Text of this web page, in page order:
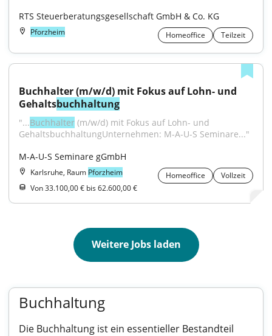
RTS Steuerberatungsgesellschaft GmbH & Co. KG
Pforzheim Homeoffice Teilzeit
Buchhalter (m/w/d) mit Fokus auf Lohn- und
Gehaltsbuchhaltung
"...Buchhalter (m/w/d) mit Fokus auf Lohn- und
GehaltsbuchhaltungUnternehmen: M-A-U-S Seminare..."
M-A-U-S Seminare gGmbH
Karlsruhe, Raum Pforzheim Homeoffice
Vollzeit
Von 33.100,00 € bis 62.600,00 €
Weitere Jobs laden
Buchhaltung
Die Buchhaltung ist ein essentieller Bestandteil